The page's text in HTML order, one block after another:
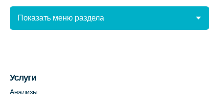
Показать меню раздела
Услуги
Анализы